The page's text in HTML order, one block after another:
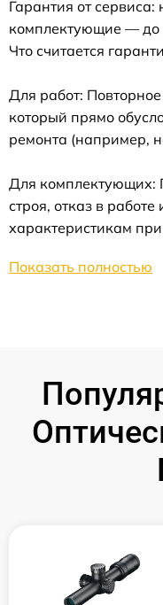
Гарантия от
комплектующие — до
Что считается
Для работ:
который прямо
ремонта (например,
Для
строя, отказ в
характеристикам
Показать полностью